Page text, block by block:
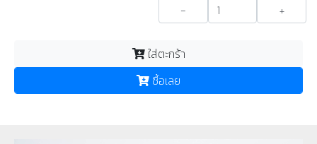
- +
ใส่ตะกร้า
ซื้อเลย